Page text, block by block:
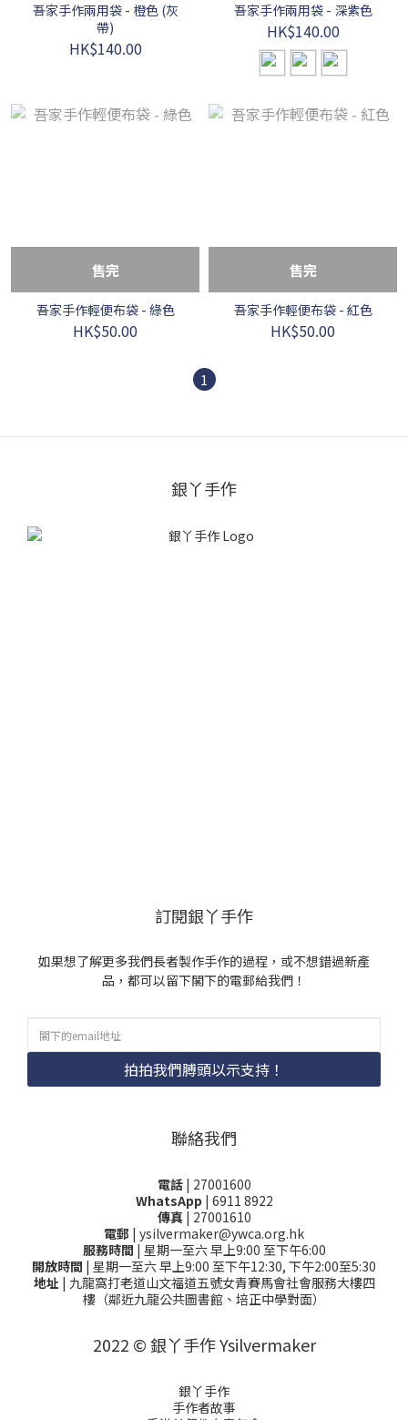
吾家手作兩用袋 - 橙色 (灰
帶)
HK$140.00
吾家手作兩用袋 - 深紫色
HK$140.00
售完
吾家手作輕便布袋 - 綠色
HK$50.00
售完
吾家手作輕便布袋 - 紅色
HK$50.00
1
銀丫手作
訂閱銀丫手作
如果想了解更多我們長者製作手作的過程，或不想錯過新產
品，都可以留下閣下的電郵給我們！
拍拍我們膊頭以示支持！
聯絡我們
電話 | 27001600
WhatsApp | 6911 8922
傳真| 27001610
電郵 | ysilvermaker@ywca.org.hk
服務時間 | 星期一至六 早上9:00 至下午6:00
開放時間 | 星期一至六 早上9:00 至下午12:30, 下午2:00至5:30
地址 | 九龍窩打老道山文福道五號女青賽馬會社會服務大樓四
樓（鄰近九龍公共圖書館、培正中學對面）
2022 © 銀丫手作 Ysilvermaker
銀丫手作
手作者故事